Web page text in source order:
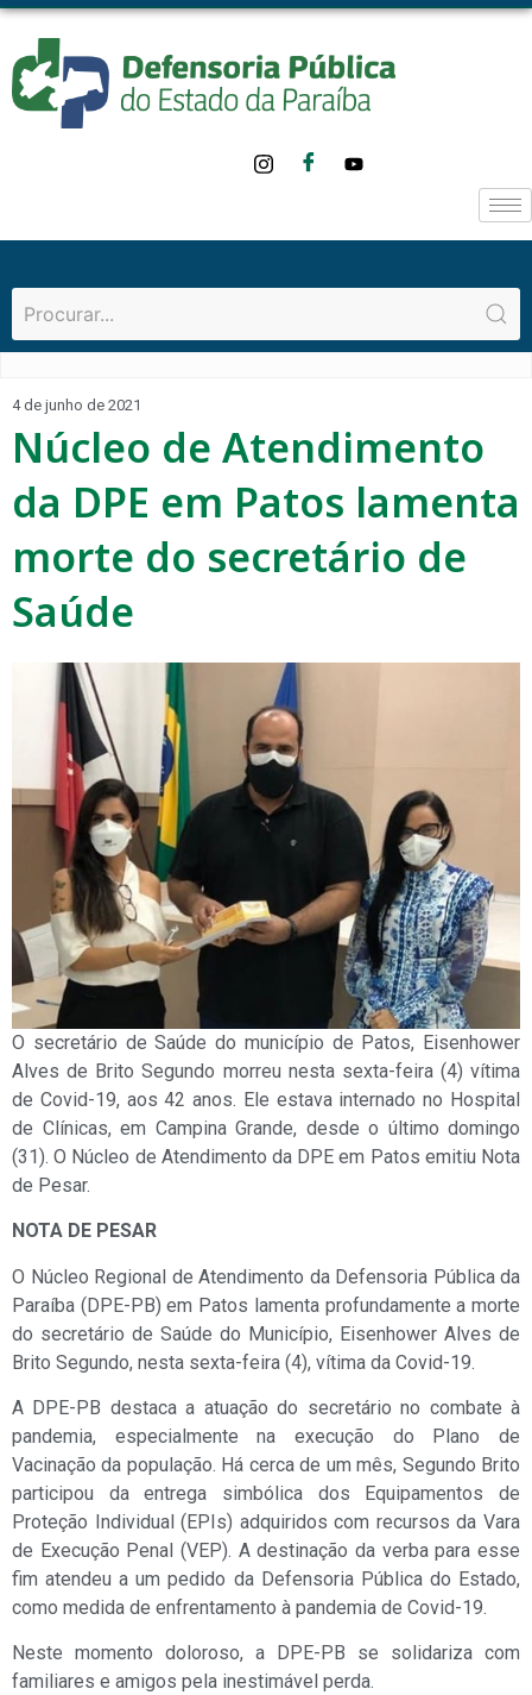
4 de junho de 2021
Núcleo de Atendimento
da DPE em Patos lamenta
morte do secretário de
Saúde
O secretário de Saúde do município de Patos, Eisenhower
Alves de Brito Segundo morreu nesta sexta-feira (4) vítima
de Covid-19, aos 42 anos. Ele estava internado no Hospital
de Clínicas, em Campina Grande, desde o último domingo
(31). O Núcleo de Atendimento da DPE em Patos emitiu Nota
de Pesar.
NOTA DE PESAR
O Núcleo Regional de Atendimento da Defensoria Pública da
Paraíba (DPE-PB) em Patos lamenta profundamente a morte
do secretário de Saúde do Município, Eisenhower Alves de
Brito Segundo, nesta sexta-feira (4), vítima da Covid-19.
A DPE-PB destaca a atuação do secretário no combate à
pandemia, especialmente na execução do Plano de
Vacinação da população. Há cerca de um mês, Segundo Brito
participou da entrega simbólica dos Equipamentos de
Proteção Individual (EPIs) adquiridos com recursos da Vara
de Execução Penal (VEP). A destinação da verba para esse
fim atendeu a um pedido da Defensoria Pública do Estado,
como medida de enfrentamento à pandemia de Covid-19.
Neste momento doloroso, a DPE-PB se solidariza com
familiares e amigos pela inestimável perda.